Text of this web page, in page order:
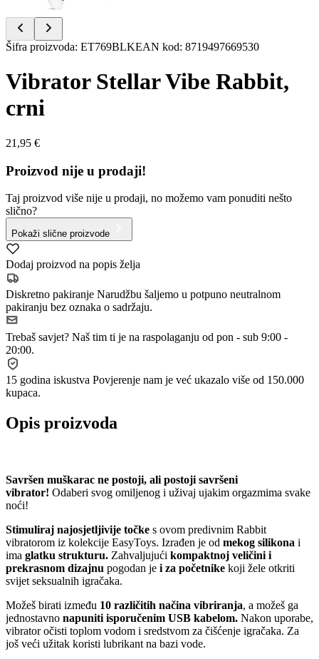
Item
of
5
Šifra proizvoda: ET769BLKEAN kod: 8719497669530
Vibrator Stellar Vibe Rabbit,
crni
21,95 €
Proizvod nije u prodaji!
Taj proizvod više nije u prodaji, no možemo vam ponuditi nešto
slično?
Pokaži slične proizvode
Dodaj proizvod na popis želja
Diskretno pakiranje Narudžbu šaljemo u potpuno neutralnom
pakiranju bez oznaka o sadržaju.
Trebaš savjet? Naš tim ti je na raspolaganju od pon - sub 9:00 -
20:00.
15 godina iskustva Povjerenje nam je već ukazalo više od 150.000
kupaca.
Opis proizvoda
Savršen muškarac ne postoji, ali postoji savršeni
vibrator! Odaberi svog omiljenog i uživaj ujakim orgazmima svake
noći!
Stimuliraj najosjetljivije točke s ovom predivnim Rabbit
vibratorom iz kolekcije EasyToys. Izrađen je od mekog silikona i
ima glatku strukturu. Zahvaljujući kompaktnoj veličini i
prekrasnom dizajnu pogodan je i za početnike koji žele otkriti
svijet seksualnih igračaka.
Možeš birati između 10 različitih načina vibriranja, a možeš ga
jednostavno napuniti isporučenim USB kabelom. Nakon uporabe,
vibrator očisti toplom vodom i sredstvom za čišćenje igračaka. Za
još veći užitak koristi lubrikant na bazi vode.